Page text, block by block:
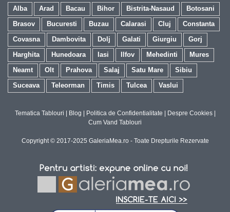
Alba Arad Bacau Bihor Bistrita-Nasaud
Botosani
Brasov
Bucuresti Buzau Calarasi Cluj
Constanta
Covasna
Dambovita Dolj Galati Giurgiu
Gorj
Harghita
Hunedoara Iasi Ilfov Mehedinti
Mures
Neamt
Olt Prahova Salaj Satu Mare
Sibiu
Suceava
Teleorman Timis Tulcea Vaslui
Tematica Tablouri Blog Politica de Confidentialitate Despre Cookies|
Cum Vand Tablouri
Copyright © 2017-2025 GaleriaMea.ro - Toate Drepturile Rezervate